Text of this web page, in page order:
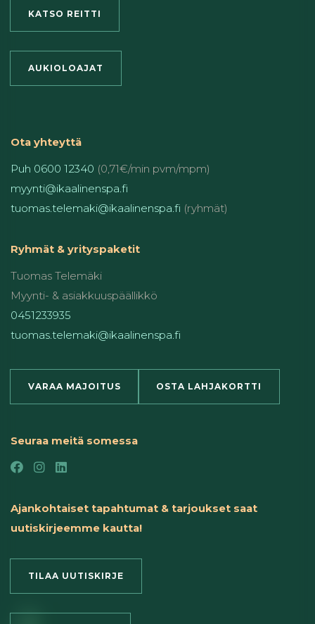
KATSO REITTI
AUKIOLOAJAT
Ota yhteyttä
Puh 0600 12340 (0,71€/min pvm/mpm)
myynti@ikaalinenspa.fi
tuomas.telemaki@ikaalinenspa.fi (ryhmät)
Ryhmät & yrityspaketit
Tuomas Telemäki
Myynti- & asiakkuuspäällikkö
0451233935
tuomas.telemaki@ikaalinenspa.fi
VARAA MAJOITUS OSTA LAHJAKORTTI
Seuraa meitä somessa
Ajankohtaiset tapahtumat & tarjoukset saat
uutiskirjeemme kautta!
TILAA UUTISKIRJE